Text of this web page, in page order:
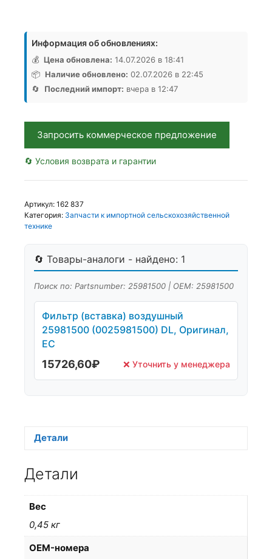
товара
Фильтр
воздушный
вставка
25981500
КИТ
Китай
Информация об обновлениях:
💰 Цена обновлена: 14.07.2026 в 18:41
📦 Наличие обновлено: 02.07.2026 в 22:45
🔄
Последний импорт: вчера в 12:47
Запросить коммерческое предложение
🔄 Условия возврата и гарантии
Артикул: 162 837
Категория: Запчасти к импортной сельскохозяйственной
технике
🔄 Товары-аналоги - найдено: 1
Поиск по: Partsnumber: 25981500 | OEM: 25981500
Фильтр (вставка) воздушный
25981500 (0025981500) DL, Оригинал,
ЕС
15726,60₽ ❌ Уточнить у менеджера
Детали
Детали
Вес
0,45 кг
OEM-номера